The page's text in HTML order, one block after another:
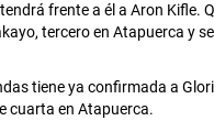
frente a él a Aron Kifle.
tercero en Atapuerca y
tiene ya confirmada a
cuarta en Atapuerca.